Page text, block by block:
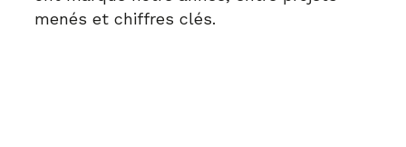
menés et chiffres clés.